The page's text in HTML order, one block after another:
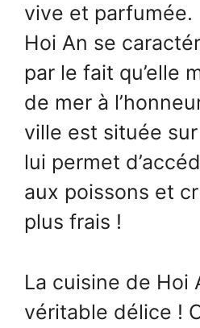
vive et parfumée.
Hoi An se
par le fait qu’elle
de mer à
ville est située
lui permet
aux poissons et
plus frais !
La cuisine de Hoi
véritable délice !